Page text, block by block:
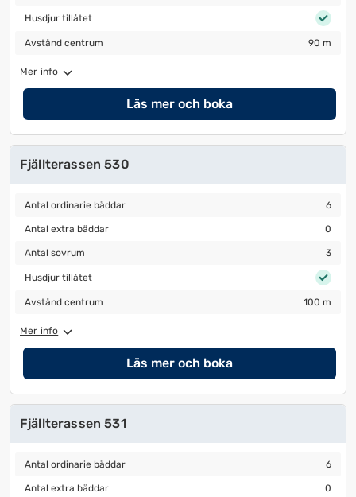
Husdjur tillåtet
Husdjur tillåtet
Avstånd centrum
Avstånd centrum 90 m
Mer info
Läs mer och boka
Fjällterassen 530
Antal ordinarie bäddar
Antal ordinarie bäddar 6
Antal extra bäddar
Antal extra bäddar 0
Antal sovrum
Antal sovrum 3
Husdjur tillåtet
Husdjur tillåtet
Avstånd centrum
Avstånd centrum 100 m
Mer info
Läs mer och boka
Fjällterassen 531
Antal ordinarie bäddar
Antal ordinarie bäddar 6
Antal extra bäddar
Antal extra bäddar 0